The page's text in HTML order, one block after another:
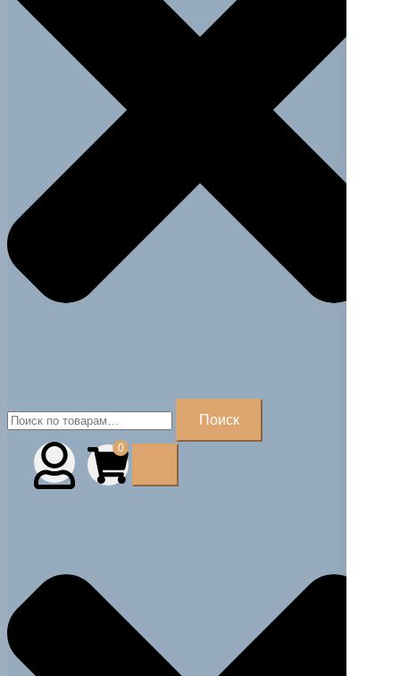
Искать:
Поиск
0